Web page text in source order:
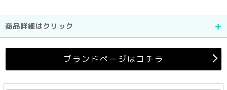
商品詳細はクリック
ブランドページはコチラ